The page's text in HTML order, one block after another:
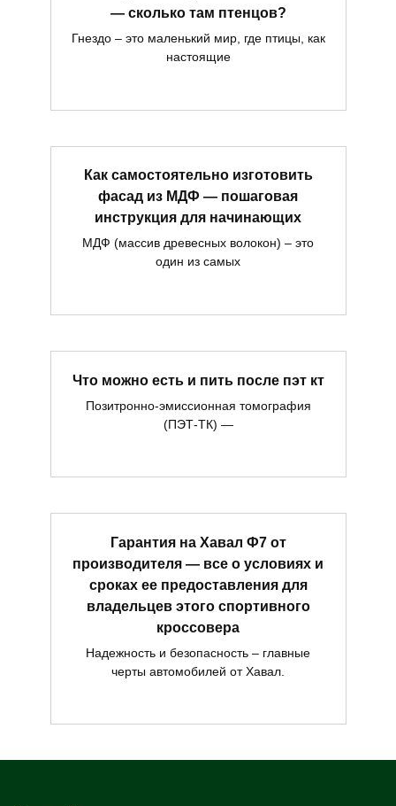
— сколько там птенцов?
Гнездо – это маленький мир, где птицы, как
настоящие
Как самостоятельно изготовить
фасад из МДФ — пошаговая
инструкция для начинающих
МДФ (массив древесных волокон) – это
один из самых
Что можно есть и пить после пэт кт
Позитронно-эмиссионная томография
(ПЭТ-ТК) —
Гарантия на Хавал Ф7 от
производителя — все о условиях и
сроках ее предоставления для
владельцев этого спортивного
кроссовера
Надежность и безопасность – главные
черты автомобилей от Хавал.